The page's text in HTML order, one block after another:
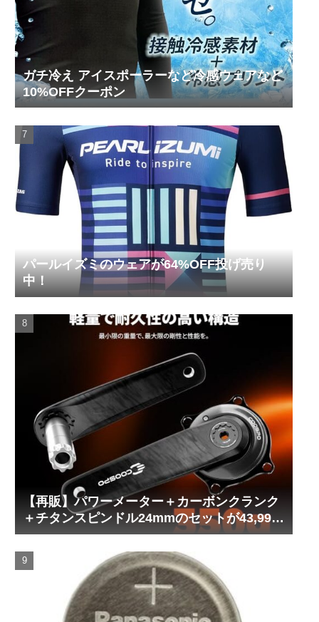
ガチ冷え アイスポーラーなど冷感ウェアなど
10%OFFクーポン
パールイズミのウェアが64%OFF投げ売り
中！
【再販】パワーメーター＋カーボンクランク
＋チタンスピンドル24mmのセットが43,999
円！